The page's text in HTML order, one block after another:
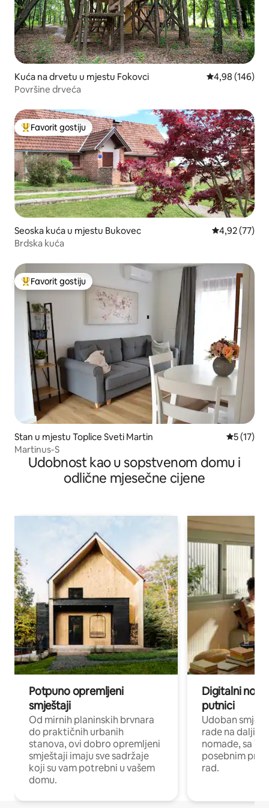
Kuća na drvetu u mjestu Fokovci prosječna
4,98 (146)
Površine drveća
Glavni favorit gostiju
Favorit gostiju
Seoska kuća u mjestu Bukovec prosječna
4,92 (77)
Brdska kuća
Glavni favorit gostiju
Favorit gostiju
Stan u mjestu Toplice Sveti Martin prosječna
5 (17)
Martinus-S
Udobnost kao u sopstvenom domu i
odlične mjesečne cijene
Potpuno opremljeni
smještaji
Od mirnih planinskih brvnara
do praktičnih urbanih
stanova, ovi dobro opremljeni
smještaji imaju sve sadržaje
koji su vam potrebni u vašem
domu.
Digitalni
putnici
Udoban
rade na
nomade, sa
posebnim
rad.